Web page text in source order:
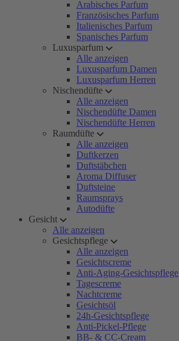
Arabisches Parfum
Französisches Parfum
Italienisches Parfum
Spanisches Parfum
Luxusparfum
Alle anzeigen
Luxusparfum Damen
Luxusparfum Herren
Nischendüfte
Alle anzeigen
Nischendüfte Damen
Nischendüfte Herren
Raumdüfte
Alle anzeigen
Duftkerzen
Duftstäbchen
Aroma Diffuser
Duftsteine
Raumsprays
Autodüfte
Gesicht
Alle anzeigen
Gesichtspflege
Alle anzeigen
Gesichtscreme
Anti-Aging-Gesichtspflege
Tagescreme
Nachtcreme
Gesichtsöl
24h-Gesichtspflege
Anti-Pickel-Pflege
BB- & CC-Cream